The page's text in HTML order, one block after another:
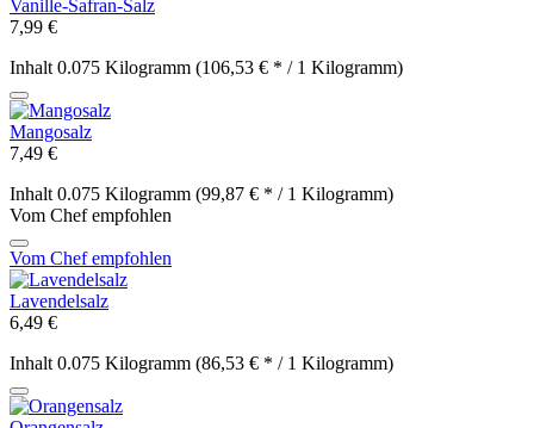
Vanille-Safran-Salz
7,99 €
Inhalt 0.075 Kilogramm (106,53 € * / 1 Kilogramm)
Mangosalz
7,49 €
Inhalt 0.075 Kilogramm (99,87 € * / 1 Kilogramm)
Vom Chef empfohlen
Vom Chef empfohlen
Lavendelsalz
6,49 €
Inhalt 0.075 Kilogramm (86,53 € * / 1 Kilogramm)